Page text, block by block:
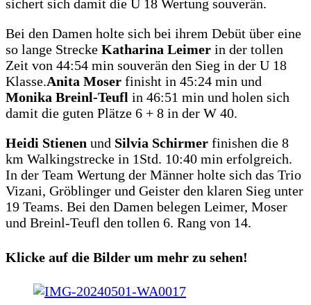
sichert sich damit die U 18 Wertung souverän.
Bei den Damen holte sich bei ihrem Debüt über eine
so lange Strecke Katharina Leimer in der tollen
Zeit von 44:54 min souverän den Sieg in der U 18
Klasse.Anita Moser finisht in 45:24 min und
Monika Breinl-Teufl in 46:51 min und holen sich
damit die guten Plätze 6 + 8 in der W 40.
Heidi Stienen und Silvia Schirmer finishen die 8
km Walkingstrecke in 1Std. 10:40 min erfolgreich.
In der Team Wertung der Männer holte sich das Trio
Vizani, Gröblinger und Geister den klaren Sieg unter
19 Teams. Bei den Damen belegen Leimer, Moser
und Breinl-Teufl den tollen 6. Rang von 14.
Klicke auf die Bilder um mehr zu sehen!